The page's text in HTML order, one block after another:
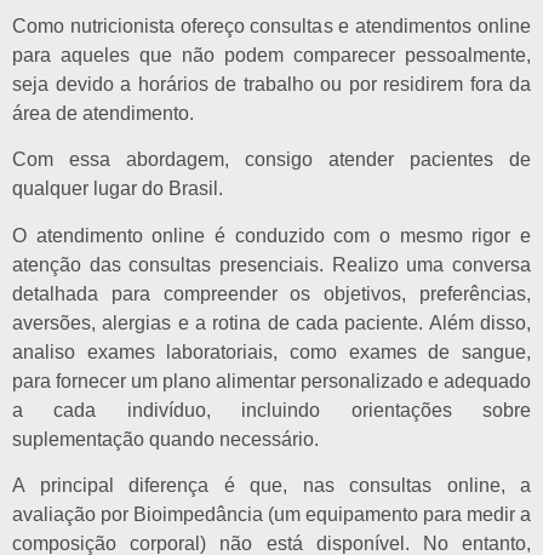
Como nutricionista ofereço consultas e atendimentos online
para aqueles que não podem comparecer pessoalmente,
seja devido a horários de trabalho ou por residirem fora da
área de atendimento.
Com essa abordagem, consigo atender pacientes de
qualquer lugar do Brasil.
O atendimento online é conduzido com o mesmo rigor e
atenção das consultas presenciais. Realizo uma conversa
detalhada para compreender os objetivos, preferências,
aversões, alergias e a rotina de cada paciente. Além disso,
analiso exames laboratoriais, como exames de sangue,
para fornecer um plano alimentar personalizado e adequado
a cada indivíduo, incluindo orientações sobre
suplementação quando necessário.
A principal diferença é que, nas consultas online, a
avaliação por Bioimpedância (um equipamento para medir a
composição corporal) não está disponível. No entanto,